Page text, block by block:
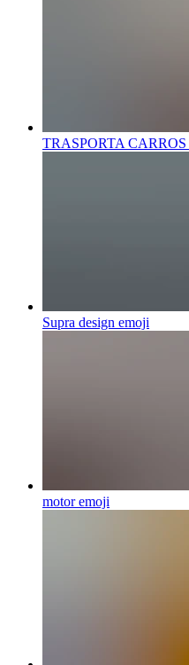
TRASPORTA CARROS
Supra design emoji
motoremoji